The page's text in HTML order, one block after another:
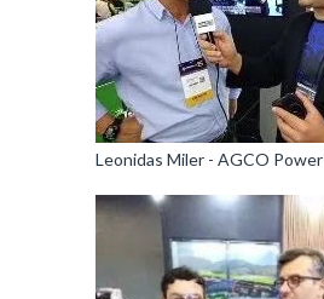
Leonidas Miler - AGCO Power